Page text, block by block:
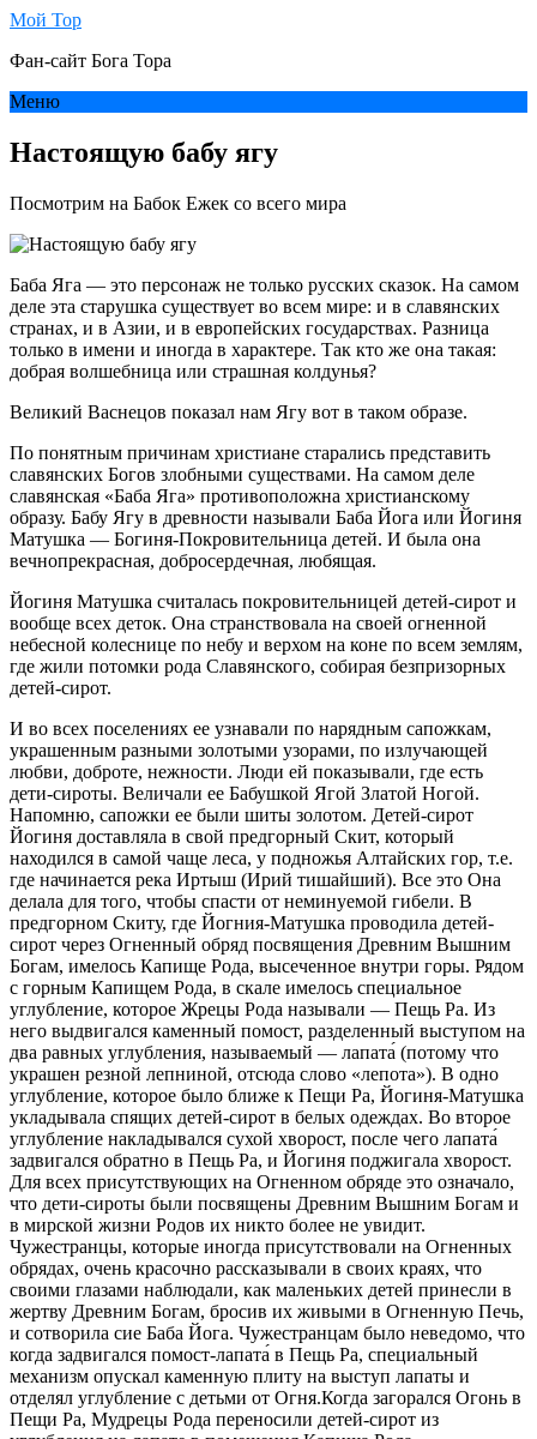
Мой Тор
Фан-сайт Бога Тора
Меню
Настоящую бабу ягу
Посмотрим на Бабок Ежек со всего мира
Баба Яга — это персонаж не только русских сказок. На самом
деле эта старушка существует во всем мире: и в славянских
странах, и в Азии, и в европейских государствах. Разница
только в имени и иногда в характере. Так кто же она такая:
добрая волшебница или страшная колдунья?
Великий Васнецов показал нам Ягу вот в таком образе.
По понятным причинам христиане старались представить
славянских Богов злобными существами. На самом деле
славянская «Баба Яга» противоположна христианскому
образу. Бабу Ягу в древности называли Баба Йога или Йогиня
Матушка — Богиня-Покровительница детей. И была она
вечнопрекрасная, добросердечная, любящая.
Йогиня Матушка считалась покровительницей детей-сирот и
вообще всех деток. Она странствовала на своей огненной
небесной колеснице по небу и верхом на коне по всем землям,
где жили потомки рода Славянского, собирая безпризорных
детей-сирот.
И во всех поселениях ее узнавали по нарядным сапожкам,
украшенным разными золотыми узорами, по излучающей
любви, доброте, нежности. Люди ей показывали, где есть
дети-сироты. Величали ее Бабушкой Ягой Златой Ногой.
Напомню, сапожки ее были шиты золотом. Детей-сирот
Йогиня доставляла в свой предгорный Скит, который
находился в самой чаще леса, у подножья Алтайских гор, т.е.
где начинается река Иртыш (Ирий тишайший). Все это Она
делала для того, чтобы спасти от неминуемой гибели. В
предгорном Скиту, где Йогния-Матушка проводила детей-
сирот через Огненный обряд посвящения Древним Вышним
Богам, имелось Капище Рода, высеченное внутри горы. Рядом
с горным Капищем Рода, в скале имелось специальное
углубление, которое Жрецы Рода называли — Пещь Ра. Из
него выдвигался каменный помост, разделенный выступом на
два равных углубления, называемый — лапата́ (потому что
украшен резной лепниной, отсюда слово «лепота»). В одно
углубление, которое было ближе к Пещи Ра, Йогиня-Матушка
укладывала спящих детей-сирот в белых одеждах. Во второе
углубление накладывался сухой хворост, после чего лапата́
задвигался обратно в Пещь Ра, и Йогиня поджигала хворост.
Для всех присутствующих на Огненном обряде это означало,
что дети-сироты были посвящены Древним Вышним Богам и
в мирской жизни Родов их никто более не увидит.
Чужестранцы, которые иногда присутствовали на Огненных
обрядах, очень красочно рассказывали в своих краях, что
своими глазами наблюдали, как маленьких детей принесли в
жертву Древним Богам, бросив их живыми в Огненную Печь,
и сотворила сие Баба Йога. Чужестранцам было неведомо, что
когда задвигался помост-лапата́ в Пещь Ра, специальный
механизм опускал каменную плиту на выступ лапаты и
отделял углубление с детьми от Огня.Когда загорался Огонь в
Пещи Ра, Мудрецы Рода переносили детей-сирот из